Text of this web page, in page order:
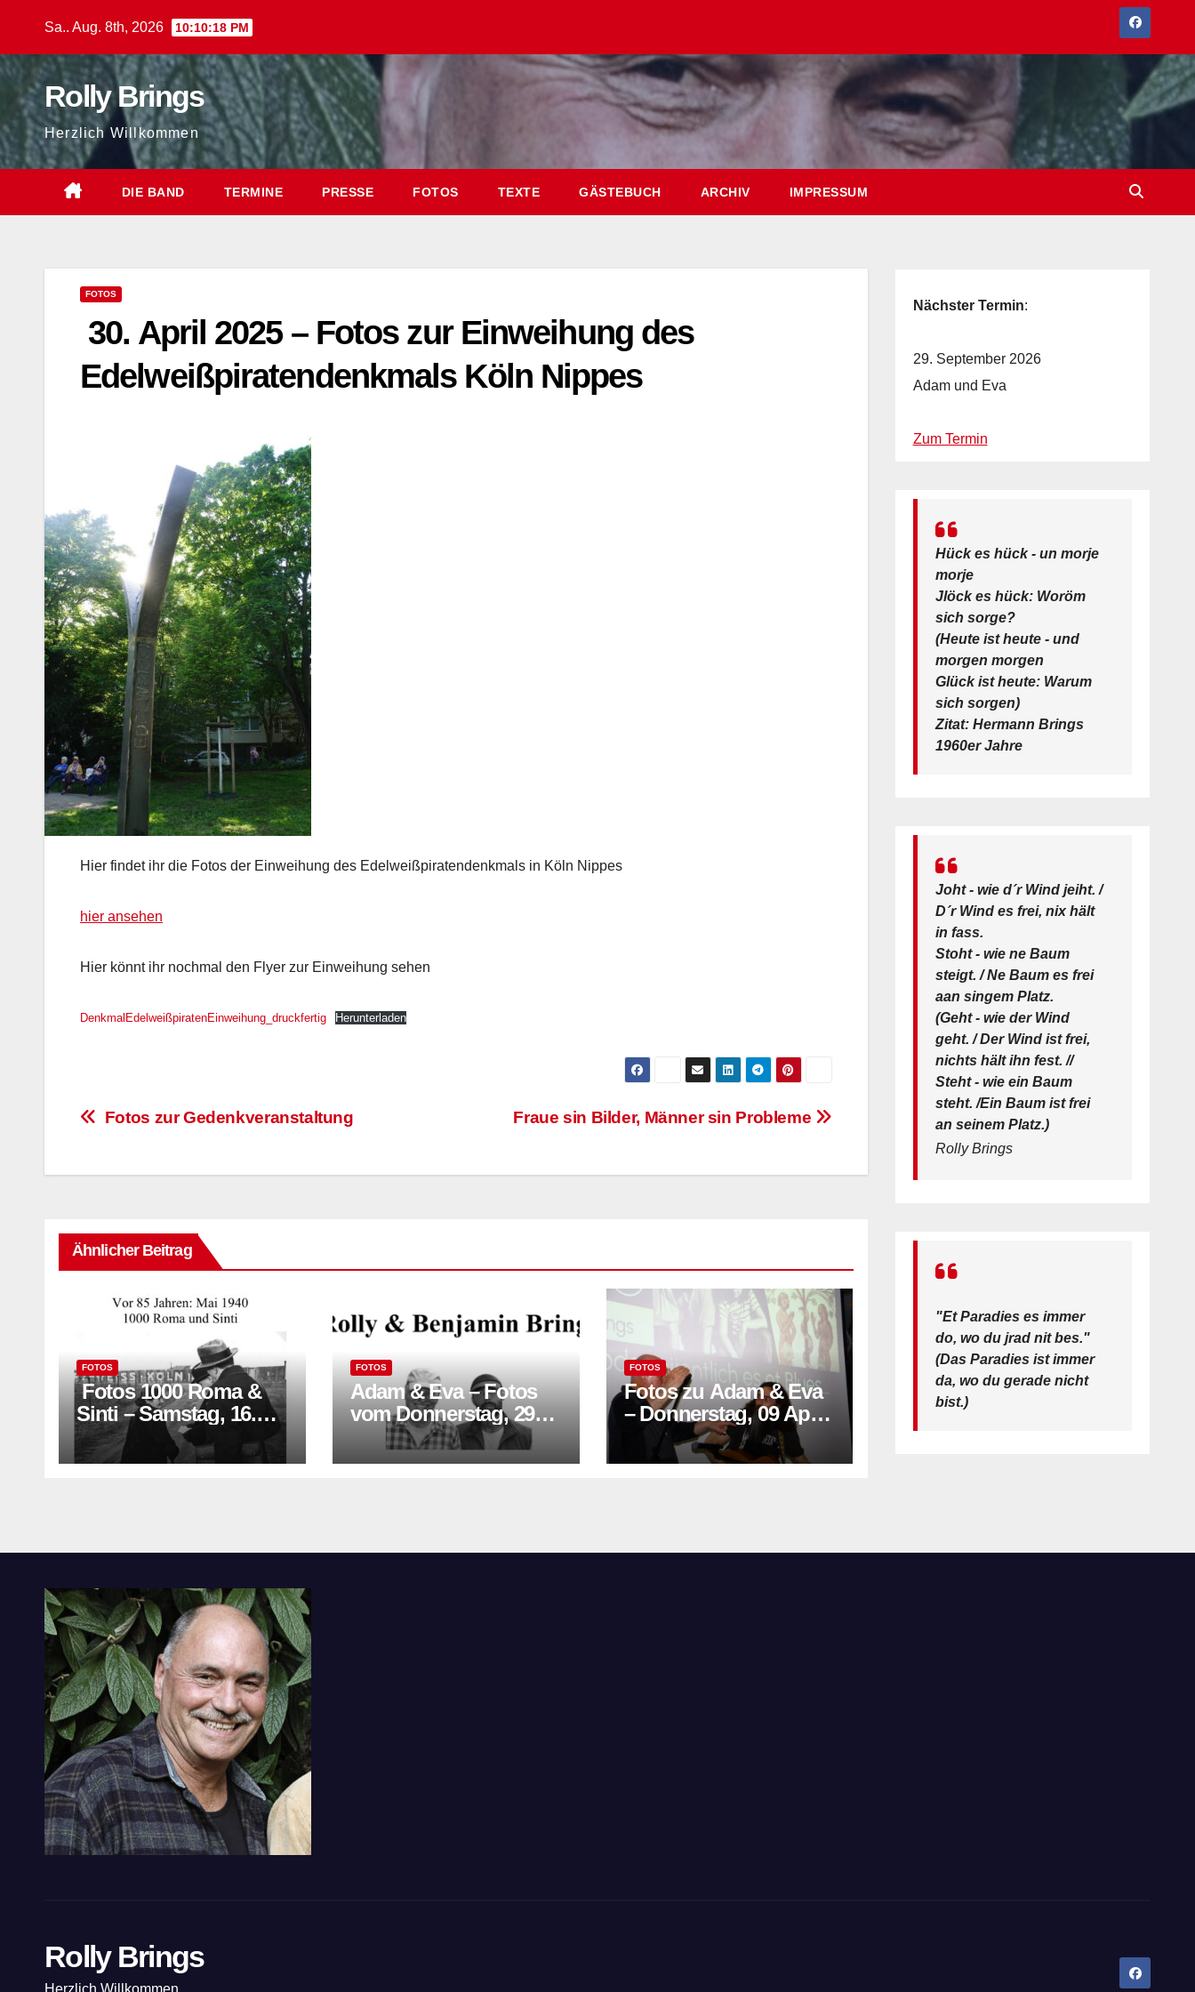
springen
Sa.. Aug. 8th, 2026 10:10:19 PM
Rolly Brings
Herzlich Willkommen
DIE BAND TERMINE PRESSE FOTOS TEXTE GÄSTEBUCH ARCHIV IMPRESSUM
FOTOS
30. April 2025 – Fotos zur Einweihung des
Edelweißpiratendenkmals Köln Nippes
Hier findet ihr die Fotos der Einweihung des Edelweißpiratendenkmals in Köln Nippes
hier ansehen
Hier könnt ihr nochmal den Flyer zur Einweihung sehen
DenkmalEdelweißpiratenEinweihung_druckfertig Herunterladen
Beitragsnavigation Fraue sin Bilder, Männer sin Probleme
Fotos zur Gedenkveranstaltung
Ähnlicher Beitrag
FOTOS
Fotos 1000 Roma &
Sinti – Samstag, 16.
Mai 2026
FOTOS
Adam & Eva – Fotos
vom Donnerstag, 29
Januar 2026
FOTOS
Fotos zu Adam & Eva
– Donnerstag, 09 April
2026 19:30 Uhr
Nächster Termin:
29. September 2026
Adam und Eva
Zum Termin
Hück es hück - un morje
morje
Jlöck es hück: Woröm
sich sorge?
(Heute ist heute - und
morgen morgen
Glück ist heute: Warum
sich sorgen)
Zitat: Hermann Brings
1960er Jahre
Joht - wie d´r Wind jeiht. /
D´r Wind es frei, nix hält
in fass.
Stoht - wie ne Baum
steigt. / Ne Baum es frei
aan singem Platz.
(Geht - wie der Wind
geht. / Der Wind ist frei,
nichts hält ihn fest. //
Steht - wie ein Baum
steht. /Ein Baum ist frei
an seinem Platz.)
Rolly Brings
"Et Paradies es immer
do, wo du jrad nit bes."
(Das Paradies ist immer
da, wo du gerade nicht
bist.)
Rolly Brings